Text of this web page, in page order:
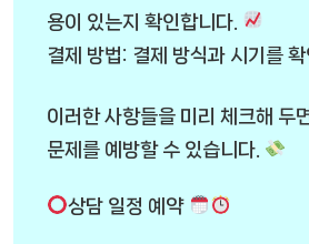
용이 있는지 확인합니다.
결제 방법: 결제 방식과 시기를 확
이러한 사항들을 미리 체크해 두
문제를 예방할 수 있습니다.
상담 일정 예약